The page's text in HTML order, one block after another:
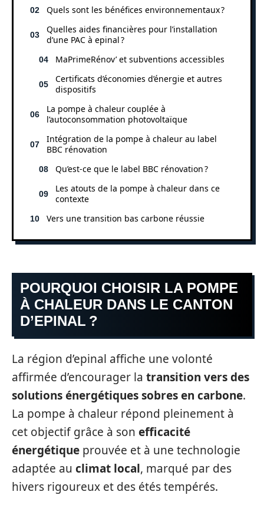
Quels sont les bénéfices environnementaux ?
Quelles aides financières pour l’installation
d’une PAC à epinal ?
MaPrimeRénov’ et subventions accessibles
Certificats d’économies d’énergie et autres
dispositifs
La pompe à chaleur couplée à
l’autoconsommation photovoltaïque
Intégration de la pompe à chaleur au label
BBC rénovation
Qu’est-ce que le label BBC rénovation ?
Les atouts de la pompe à chaleur dans ce
contexte
Vers une transition bas carbone réussie
POURQUOI CHOISIR LA POMPE
À CHALEUR DANS LE CANTON
D’EPINAL ?
La région d’epinal affiche une volonté
affirmée d’encourager la transition vers des
solutions énergétiques sobres en carbone.
La pompe à chaleur répond pleinement à
cet objectif grâce à son efficacité
énergétique prouvée et à une technologie
adaptée au climat local, marqué par des
hivers rigoureux et des étés tempérés.